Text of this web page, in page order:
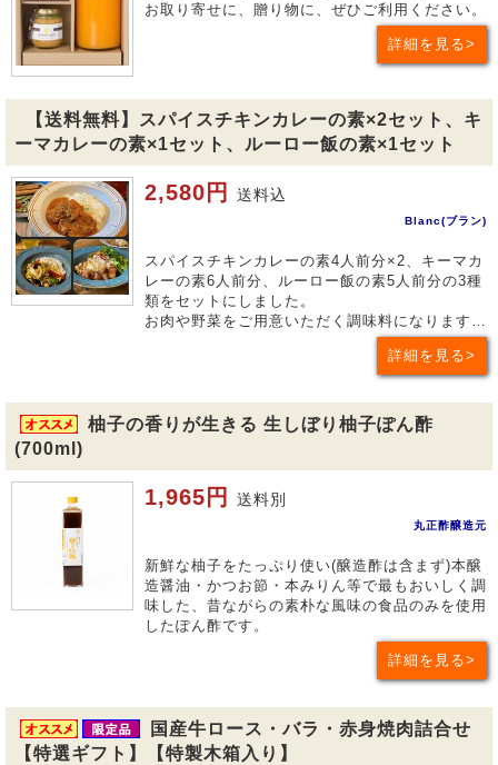
お取り寄せに、贈り物に、ぜひご利用ください。
詳細を見る
【送料無料】スパイスチキンカレーの素×2セット、キ
ーマカレーの素×1セット、ルーロー飯の素×1セット
2,580円 送料込
Blanc(ブラン)
スパイスチキンカレーの素4人前分×2、キーマカ
レーの素6人前分、ルーロー飯の素5人前分の3種
類をセットにしました。
お肉や野菜をご用意いただく調味料になります…
詳細を見る
柚子の香りが生きる 生しぼり柚子ぽん酢
(700ml)
1,965円 送料別
丸正酢醸造元
新鮮な柚子をたっぷり使い(醸造酢は含まず)本醸
造醤油・かつお節・本みりん等で最もおいしく調
味した、昔ながらの素朴な風味の食品のみを使用
したぽん酢です。
詳細を見る
国産牛ロース・バラ・赤身焼肉詰合せ
【特選ギフト】【特製木箱入り】